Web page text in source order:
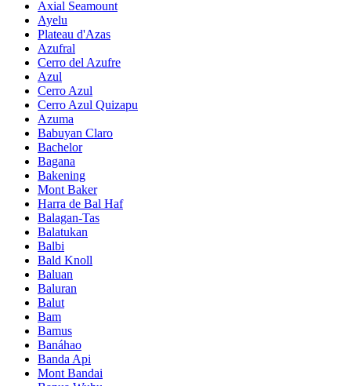
Axial Seamount
Ayelu
Plateau d'Azas
Azufral
Cerro del Azufre
Azul
Cerro Azul
Cerro Azul Quizapu
Azuma
Babuyan Claro
Bachelor
Bagana
Bakening
Mont Baker
Harra de Bal Haf
Balagan-Tas
Balatukan
Balbi
Bald Knoll
Baluan
Baluran
Balut
Bam
Bamus
Banáhao
Banda Api
Mont Bandai